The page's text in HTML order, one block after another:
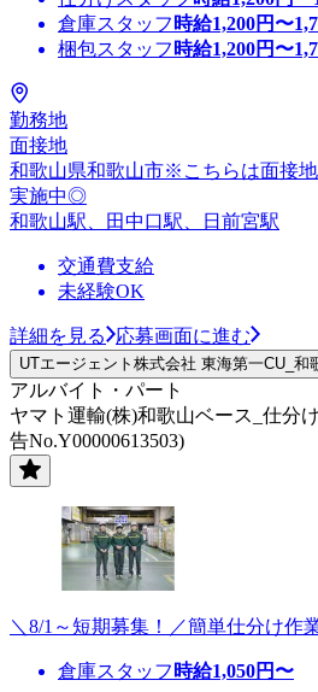
倉庫スタッフ 時給1,200円〜
梱包スタッフ 時給1,200円〜
勤務地
面接地
和歌山県和歌山市※こちらは面接
実施中◎
和歌山駅、田中口駅、日前宮駅
交通費支給
未経験OK
詳細を見る 応募画面に進む
UTエージェント株式会社 東海第一CU_和
アルバイト・パート
ヤマト運輸(株)和歌山ベース_仕分
告No.Y00000613503)
＼8/1～短期募集！／簡単仕分け
倉庫スタッフ 時給1,050円〜